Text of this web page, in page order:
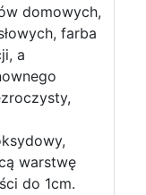
domowych,
farba
a
warstwę
do 1cm.